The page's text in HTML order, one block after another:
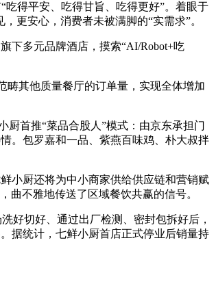
得平安、吃得甘旨、吃得更好”。着眼于
更安心，消费者未被满脚的“实需求”。
下多元品牌酒店，摸索“AI/Robot+吃
其他质量餐厅的订单量，实现全体增加
首推“菜品合股人”模式：由京东承担门
。包罗嘉和一品、紫燕百味鸡、朴大叔拌
小厨还将为中小商家供给供应链和营销赋
曲不雅地传送了区域餐饮共赢的信号。
切好、通过出厂检测、密封包拆好后，
据统计，七鲜小厨首店正式停业后销量持